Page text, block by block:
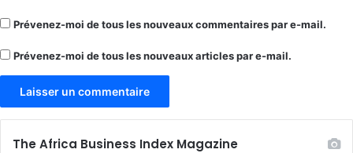
Prévenez-moi de tous les nouveaux commentaires par e-mail.
Prévenez-moi de tous les nouveaux articles par e-mail.
The Africa Business Index Magazine